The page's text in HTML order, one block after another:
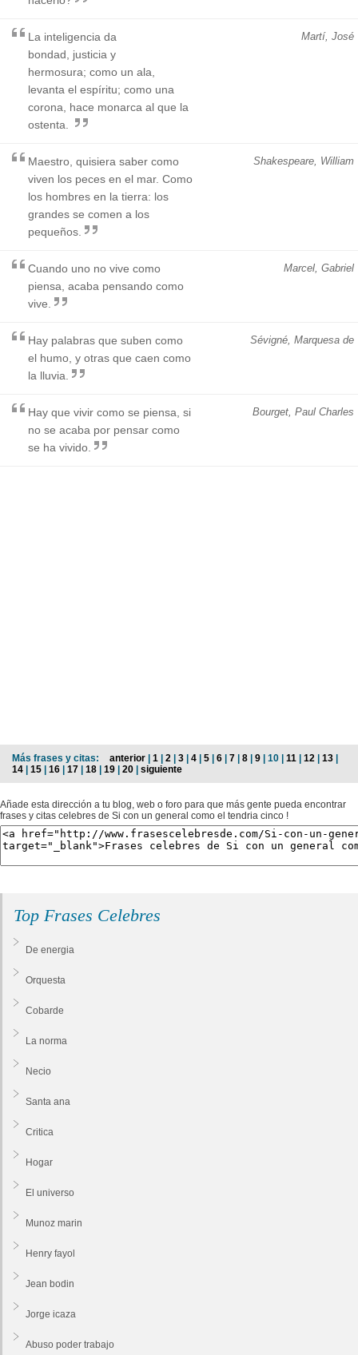
Martí, José
La inteligencia da
bondad, justicia y
hermosura; como un ala,
levanta el espíritu; como una
corona, hace monarca al que la
ostenta.
Shakespeare, William
Maestro, quisiera saber como
viven los peces en el mar. Como
los hombres en la tierra: los
grandes se comen a los
pequeños.
Marcel, Gabriel
Cuando uno no vive como
piensa, acaba pensando como
vive.
Sévigné, Marquesa de
Hay palabras que suben como
el humo, y otras que caen como
la lluvia.
Bourget, Paul Charles
Hay que vivir como se piensa, si
no se acaba por pensar como
se ha vivido.
Más frases y citas: anterior | 1 | 2 | 3 | 4 | 5 | 6 | 7 | 8 | 9 | 10 | 11 | 12 | 13 |
14 | 15 | 16 | 17 | 18 | 19 | 20 | siguiente
Añade esta dirección a tu blog, web o foro para que más gente pueda encontrar
frases y citas celebres de Si con un general como el tendria cinco !
Top Frases Celebres
De energia
Orquesta
Cobarde
La norma
Necio
Santa ana
Critica
Hogar
El universo
Munoz marin
Henry fayol
Jean bodin
Jorge icaza
Abuso poder trabajo